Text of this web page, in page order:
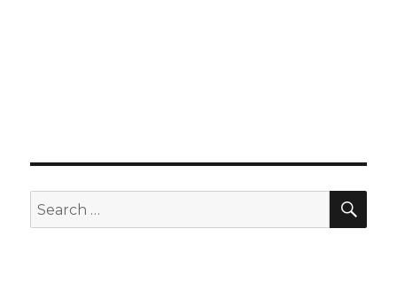
Search
for: